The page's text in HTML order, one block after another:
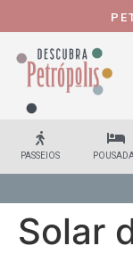
PASSEIOS
Solar